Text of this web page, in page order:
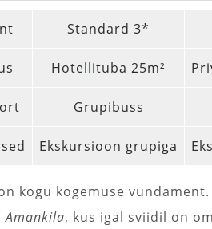
Standard 3*
Hotellituba 25m²
Grupibuss
Ekskursioon grupiga
kogu kogemuse
Amankila, kus igal sviidil on